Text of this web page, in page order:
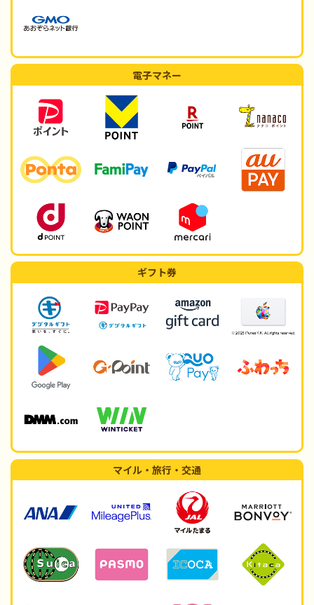
電子マネー
ギフト券
マイル・旅行・交通